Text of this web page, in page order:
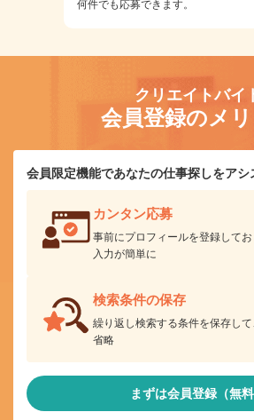
何件でも応募できます。
クリエイトバイ
会員登録のメ
会員限定機能であなたの仕事探しをアシ
カンタン応募
事前にプロフィールを登録して
入力が簡単に
検索条件の保存
繰り返し検索する条件を保存し
省略
まずは会員登録（無料